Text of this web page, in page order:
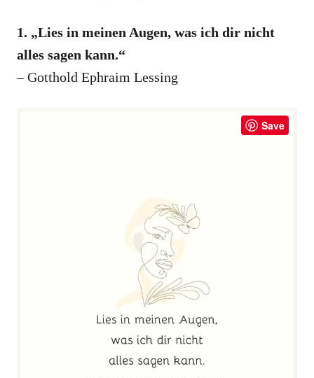
1. „Lies in meinen Augen, was ich dir nicht
alles sagen kann.“
– Gotthold Ephraim Lessing
Save